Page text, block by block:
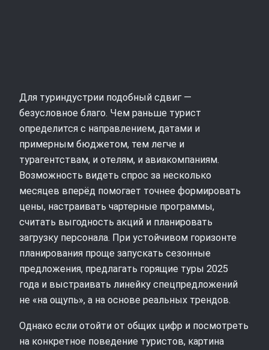
Для туриндустрии подобный сдвиг —
безусловное благо. Чем раньше турист
определится с направлением, датами и
примерным бюджетом, тем легче и
турагентствам, и отелям, и авиакомпаниям.
Возможность видеть спрос за несколько
месяцев вперёд помогает точнее формировать
цены, настраивать чартерные программы,
считать выгодность акций и планировать
загрузку персонала. При устойчивом горизонте
планирования проще запускать сезонные
предложения, предлагать горящие туры 2025
года и выстраивать линейку спецпредложений
не «на ощупь», а на основе реальных трендов.
Однако если отойти от общих цифр и посмотреть
на конкретное поведение туристов, картина